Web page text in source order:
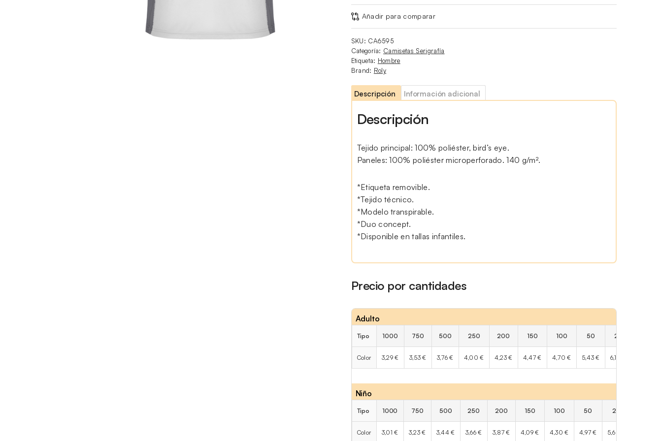
Añadir para comparar
SKU: CA6595
Categoría: Camisetas Serigrafía
Etiqueta: Hombre
Brand: Roly
Descripción Información adicional
Descripción
Tejido principal: 100% poliéster, bird’s eye.
Paneles: 100% poliéster microperforado. 140 g/m².
*Etiqueta removible.
*Tejido técnico.
*Modelo transpirable.
*Duo concept.
*Disponible en tallas infantiles.
Precio por cantidades
Adulto
Tipo 1000 750 500 250 200 150 100 50 25
Color 3,29 € 3,53 € 3,76 € 4,00 € 4,23 € 4,47 € 4,70 € 5,43 € 6,18 €
Niño
Tipo 1000 750 500 250 200 150 100 50 25
Color 3,01 € 3,23 € 3,44 € 3,66 € 3,87 € 4,09 € 4,30 € 4,97 € 5,65 €